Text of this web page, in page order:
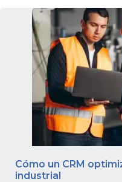
Iniciar
sesión
Cómo un CRM
industrial